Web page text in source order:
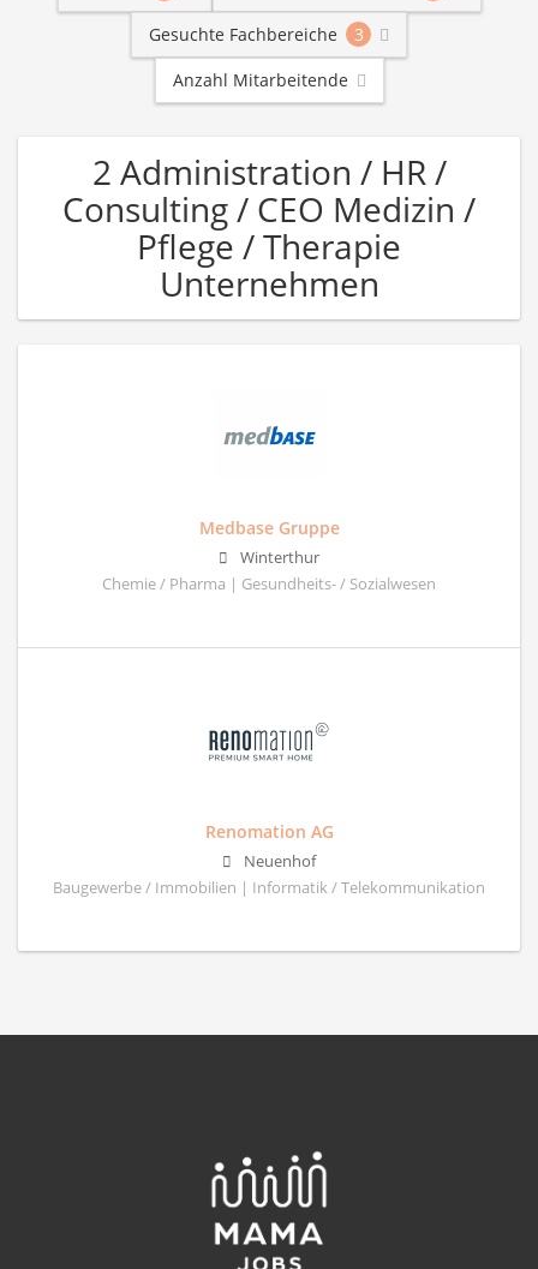
Gesuchte Fachbereiche
3
Anzahl Mitarbeitende
2 Administration / HR /
Consulting / CEO Medizin /
Pflege / Therapie
Unternehmen
Medbase Gruppe
Winterthur
Chemie / Pharma | Gesundheits- / Sozialwesen
Renomation AG
Neuenhof
Baugewerbe / Immobilien | Informatik / Telekommunikation